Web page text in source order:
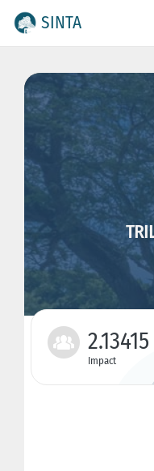
SINTA
2.13415
Impact